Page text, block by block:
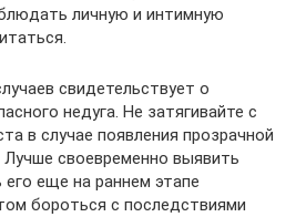
личную и интимную
свидетельствует о
недуга. Не затягивайте с
в случае появления прозрачной
своевременно выявить
его еще на раннем этапе
бороться с последствиями